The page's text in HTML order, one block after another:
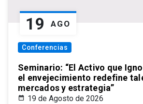
19 AGO
Conferencias
Seminario: “El Activo que
el envejecimiento redefine
mercados y estrategia”
19 de Agosto de 2026